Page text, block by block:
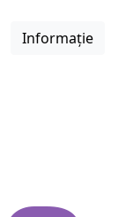
Informație